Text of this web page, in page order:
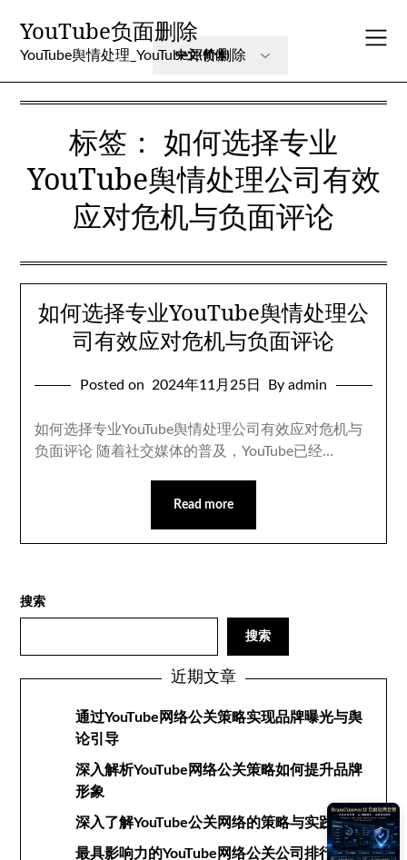
content
YouTube负面删除
YouTube舆情处理_YouTube评价删除
标签： 如何选择专业
YouTube舆情处理公司有效
应对危机与负面评论
如何选择专业YouTube舆情处理公
司有效应对危机与负面评论
Posted on 2024年11月25日 By admin
如何选择专业YouTube舆情处理公司有效应对危机与
负面评论 随着社交媒体的普及，YouTube已经…
Read more
搜索
搜索
近期文章
通过YouTube网络公关策略实现品牌曝光与舆
论引导
深入解析YouTube网络公关策略如何提升品牌
形象
深入了解YouTube公关网络的策略与实践
最具影响力的YouTube网络公关公司排行榜